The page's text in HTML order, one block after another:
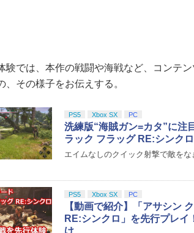
では、本作の戦闘や海戦など、コンテ
、その様子をお伝えする。
PS5 Xbox SX PC
洗練版“海賊ガン=カタ”に注
ラック フラッグ RE:シンク
エイムなしのクイック射撃で敵をな
PS5 Xbox SX PC
【動画で紹介】「アサシン
RE:シンクロ」を先行プレイ
け